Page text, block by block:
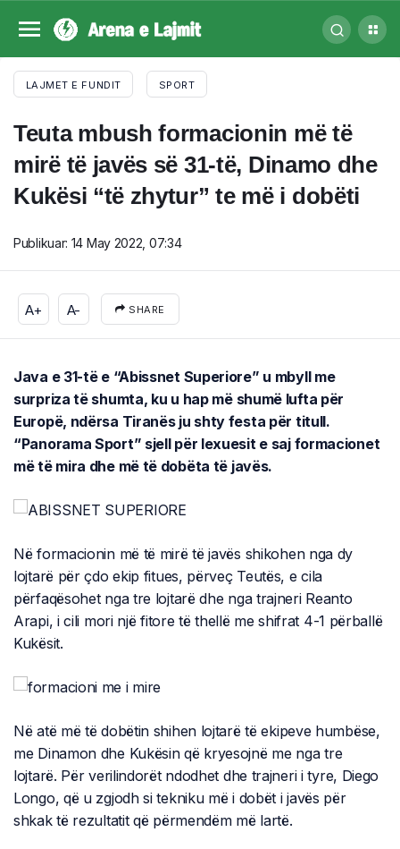
LAJMET E FUNDIT SPORT
Teuta mbush formacionin më të
mirë të javës së 31-të, Dinamo dhe
Kukësi “të zhytur” te më i dobëti
Publikuar: 14 May 2022, 07:34
A+ A- SHARE
Java e 31-të e “Abissnet Superiore” u mbyll me
surpriza të shumta, ku u hap më shumë lufta për
Europë, ndërsa Tiranës ju shty festa për titull.
“Panorama Sport” sjell për lexuesit e saj formacionet
më të mira dhe më të dobëta të javës.
Në formacionin më të mirë të javës shikohen nga dy
lojtarë për çdo ekip fitues, përveç Teutës, e cila
përfaqësohet nga tre lojtarë dhe nga trajneri Reanto
Arapi, i cili mori një fitore të thellë me shifrat 4-1 përballë
Kukësit.
Në atë më të dobëtin shihen lojtarë të ekipeve humbëse,
me Dinamon dhe Kukësin që kryesojnë me nga tre
lojtarë. Për verilindorët ndodhet dhe trajneri i tyre, Diego
Longo, që u zgjodh si tekniku më i dobët i javës për
shkak të rezultatit që përmendëm më lartë.